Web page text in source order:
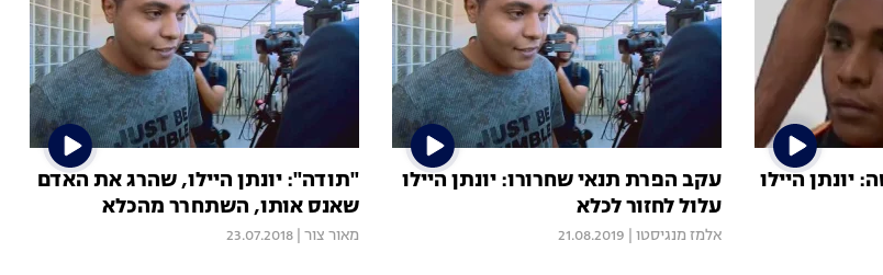
יונתן היילו
עקב הפרת תנאי שחרורו: יונתן היילו
עלול לחזור לכלא
אלמז מנגיסטו 21.08.2019
"תודה": יונתן היילו, שהרג את האדם
שאנס אותו, השתחרר מהכלא
מאור צור 23.07.2018